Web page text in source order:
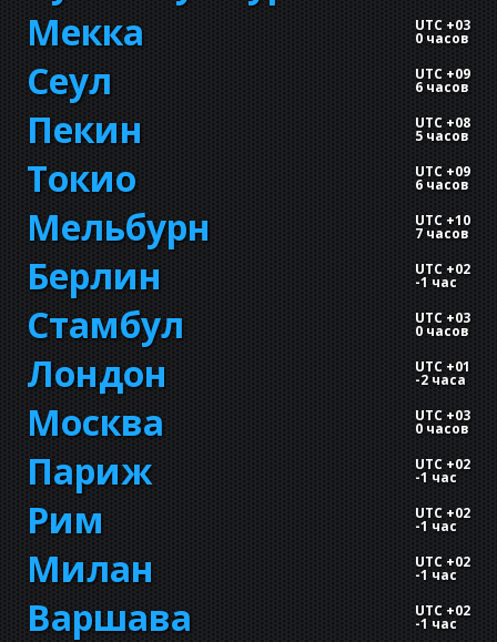
Мекка UTC +03
0 часов
Сеул UTC +09
6 часов
Пекин UTC +08
5 часов
Токио UTC +09
6 часов
Мельбурн UTC +10
7 часов
Берлин UTC +02
-1 час
Стамбул UTC +03
0 часов
Лондон UTC +01
-2 часа
Москва UTC +03
0 часов
Париж UTC +02
-1 час
Рим UTC +02
-1 час
Милан UTC +02
-1 час
Варшава UTC +02
-1 час